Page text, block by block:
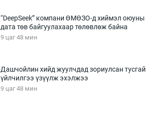
“DeepSeek” компани ӨМӨЗО-д хиймэл оюуны
дата төв байгуулахаар төлөвлөж байна
9 цаг 48 мин
Дашчойлин хийд жуулчдад зориулсан тусгай
үйлчилгээ үзүүлж эхэлжээ
9 цаг 48 мин